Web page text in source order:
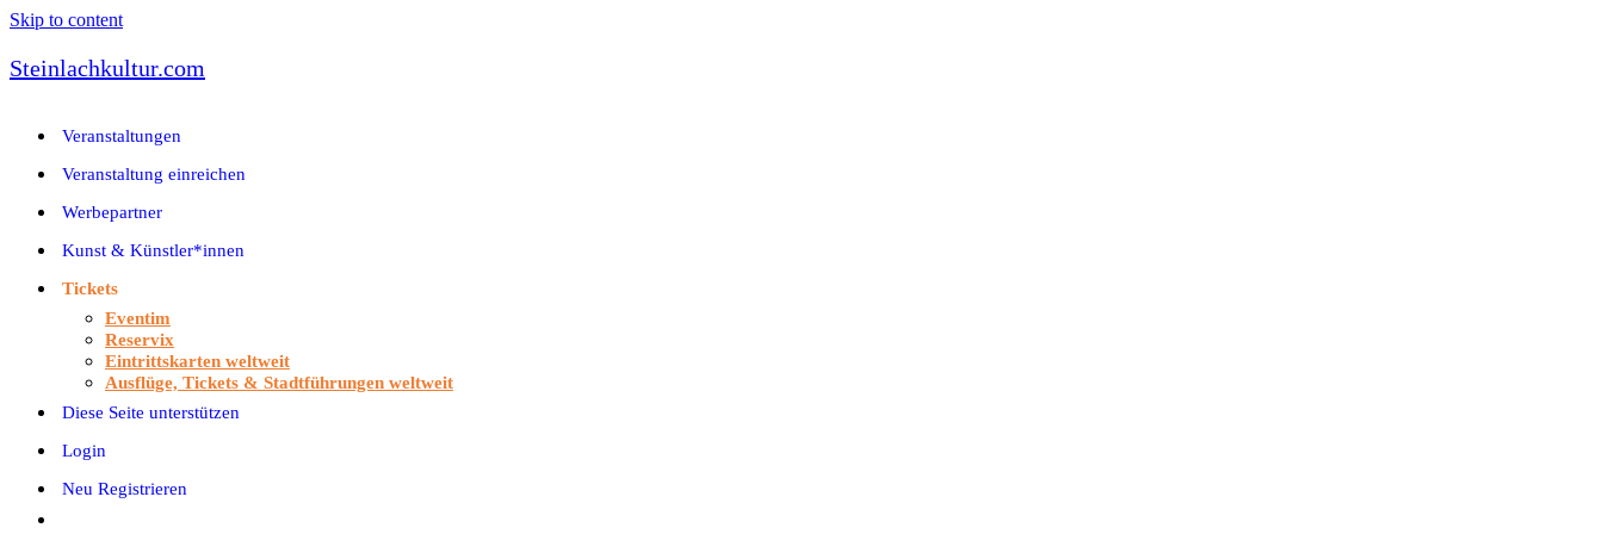
Skip to content
Steinlachkultur.com
Veranstaltungen
Veranstaltung einreichen
Werbepartner
Kunst & Künstler*innen
Tickets
Eventim
Reservix
Eintrittskarten weltweit
Ausflüge, Tickets & Stadtführungen weltweit
Diese Seite unterstützen
Login
Neu Registrieren